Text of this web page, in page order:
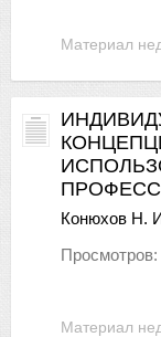
Материал
Материал
Конюхов Н.
Просмотров: